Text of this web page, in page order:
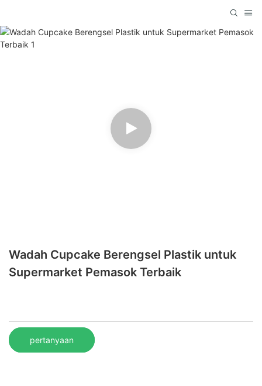
Wadah Cupcake Berengsel Plastik untuk
Supermarket Pemasok Terbaik
pertanyaan